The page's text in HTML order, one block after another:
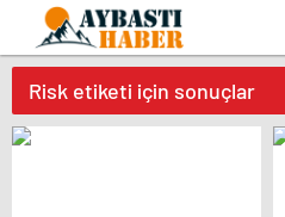
Risk etiketi için sonuçlar